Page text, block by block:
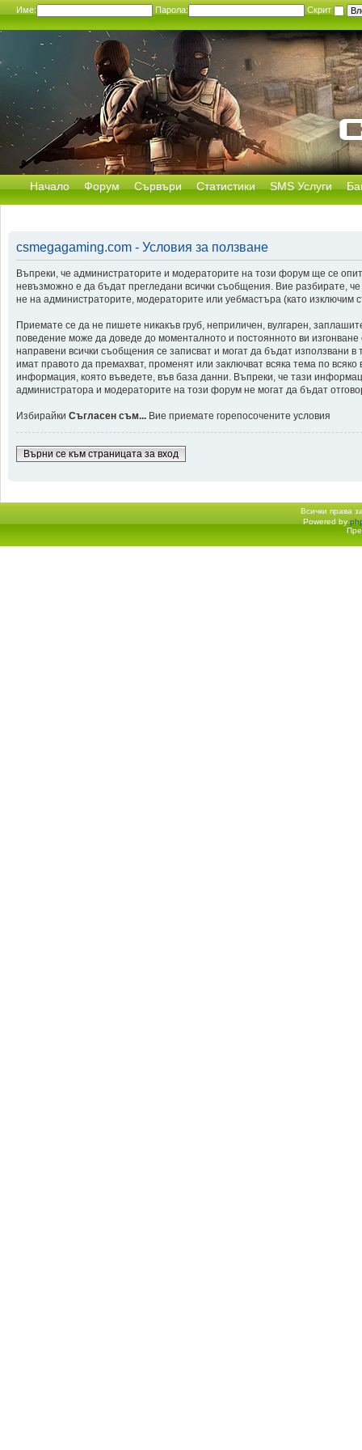
Име: Парола: Скрит
Начало Форум Сървъри Статистики SMS Услуги
csmegagaming.com - Условия за ползване
Въпреки, че администраторите и модераторите на този форум ще се
невъзможно е да бъдат прегледани всички съобщения. Вие разбирате,
не на администраторите, модераторите или уебмастъра (като изключим
Приемате се да не пишете никакъв груб, неприличен, вулгарен,
поведение може да доведе до моменталното и постоянното ви
направени всички съобщения се записват и могат да бъдат използвани
имат правото да премахват, променят или заключват всяка тема по
информация, която въведете, във база данни. Въпреки, че тази
администратора и модераторите на този форум не могат да бъдат
Избирайки Съгласен съм... Вие приемате горепосочените условия
Върни се към страницата за вход
Всички права
Начало форум Powered by